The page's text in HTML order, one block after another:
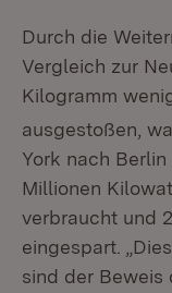
Durch die
Vergleich zur
Kilogramm
ausgestoßen,
York nach
Millionen
verbraucht und
eingespart.
sind der Beweis